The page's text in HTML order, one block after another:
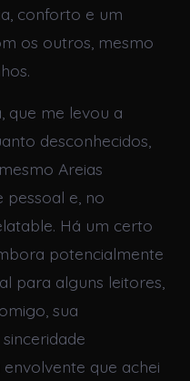
conforto e um
os outros, mesmo
que me levou a
desconhecidos,
Areias
pessoal e, no
Há um certo
potencialmente
para alguns leitores,
sua
que achei